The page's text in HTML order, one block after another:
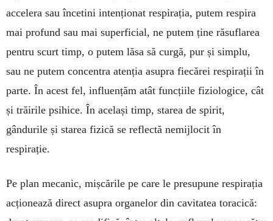
accelera sau înce­tini inten­ționat respirația, putem respira
mai profund sau mai superficial, ne putem ține răsuflarea
pentru scurt timp, o putem lăsa să curgă, pur și sim­plu,
sau ne putem concentra atenția asupra fiecărei respirații în
parte. În acest fel, influențăm atât funcțiile fiziolo­gice, cât
și trăirile psihice. În același timp, starea de spirit,
gândurile și starea fizică se reflectă nemij­locit în
respirație.
Pe plan mecanic, mișcările pe care le presu­pune respirația
acționează direct asupra organelor din cavitatea toracică: